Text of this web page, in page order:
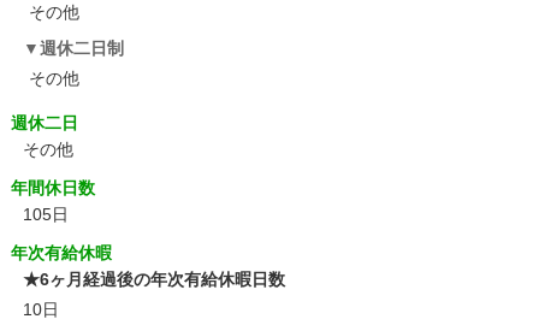
その他
週休二日制
その他
週休二日
その他
年間休日数
105日
年次有給休暇
★6ヶ月経過後の年次有給休暇日数
10日